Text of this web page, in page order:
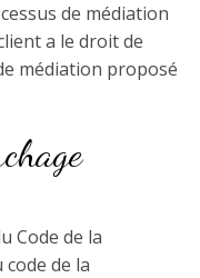
de médiation
a le droit de
médiation proposé
Code de la
de la